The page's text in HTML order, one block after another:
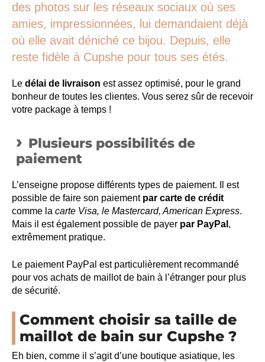
des photos sur les réseaux sociaux où ses
amies, impressionnées, lui demandaient déjà
où elle avait déniché ce bijou. Depuis, elle
reste fidèle à Cupshe pour tous ses étés.
Le délai de livraison est assez optimisé, pour le grand
bonheur de toutes les clientes. Vous serez sûr de recevoir
votre package à temps !
Plusieurs possibilités de
paiement
L’enseigne propose différents types de paiement. Il est
possible de faire son paiement par carte de crédit
comme la carte Visa, le Mastercard, American Express.
Mais il est également possible de payer par PayPal ,
extrêmement pratique.
Le paiement PayPal est particulièrement recommandé
pour vos achats de maillot de bain à l’étranger pour plus
de sécurité.
Comment choisir sa taille de
maillot de bain sur Cupshe ?
Eh bien, comme il s’agit d’une boutique asiatique, les